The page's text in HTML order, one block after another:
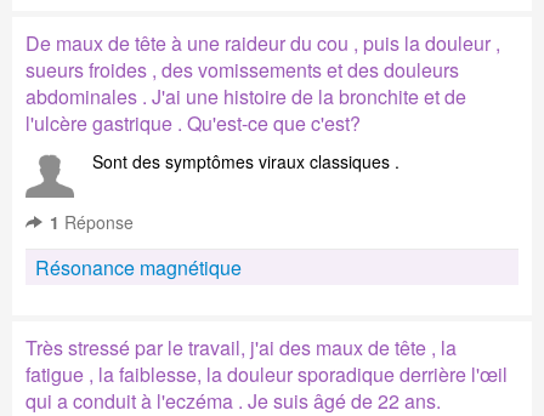
De maux de tête à une raideur du cou , puis la douleur ,
sueurs froides , des vomissements et des douleurs
abdominales . J'ai une histoire de la bronchite et de
l'ulcère gastrique . Qu'est-ce que c'est?
Sont des symptômes viraux classiques .
1 Réponse
Résonance magnétique
Très stressé par le travail, j'ai des maux de tête , la
fatigue , la faiblesse, la douleur sporadique derrière l'œil
qui a conduit à l'eczéma . Je suis âgé de 22 ans.